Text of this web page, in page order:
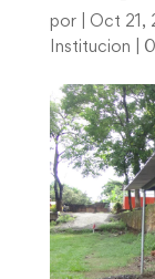
por Oct 21,
Institucion